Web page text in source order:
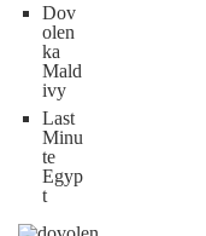
Dov
olen
ka
Mald
ivy
Last
Minu
te
Egyp
t